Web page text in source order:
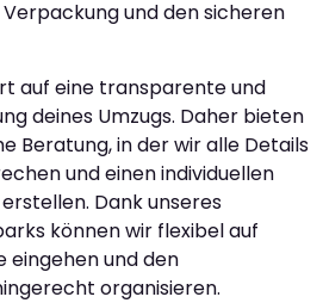
und den sicheren
auf eine transparente und
deines Umzugs. Daher bieten
Beratung, in der wir alle Details
und einen individuellen
Dank unseres
können wir flexibel auf
eingehen und den
organisieren.